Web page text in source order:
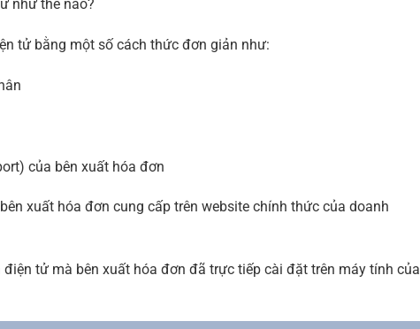
như thế nào?
tử bằng một số cách thức đơn giản như:
của bên xuất hóa đơn
xuất hóa đơn cung cấp trên website chính thức của doanh
tử mà bên xuất hóa đơn đã trực tiếp cài đặt trên máy tính của